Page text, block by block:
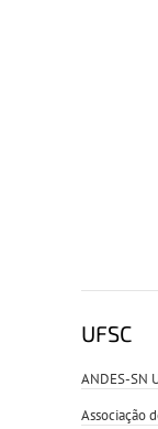
UFSC
ANDES-SN
Associação